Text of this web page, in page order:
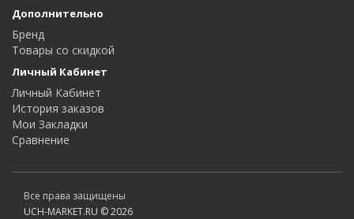
Дополнительно
Бренд
Товары со скидкой
Личный Кабинет
Личный Кабинет
История заказов
Мои Закладки
Сравнение
Все права защищены
UCH-MARKET.RU © 2026